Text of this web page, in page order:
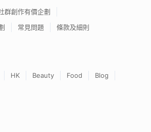
群創作有價企劃
常見問題 條款及細則
HK Beauty Food
Blog